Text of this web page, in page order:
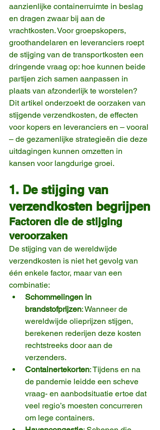
aanzienlijke containerruimte in beslag
en dragen zwaar bij aan de
vrachtkosten. Voor groepskopers,
groothandelaren en leveranciers roept
de stijging van de transportkosten een
dringende vraag op: hoe kunnen beide
partijen zich samen aanpassen in
plaats van afzonderlijk te worstelen?
Dit artikel onderzoekt de oorzaken van
stijgende verzendkosten, de effecten
voor kopers en leveranciers en – vooral
– de gezamenlijke strategieën die deze
uitdagingen kunnen omzetten in
kansen voor langdurige groei.
1. De stijging van
verzendkosten begrijpen
Factoren die de stijging
veroorzaken
De stijging van de wereldwijde
verzendkosten is niet het gevolg van
één enkele factor, maar van een
combinatie:
Schommelingen in
brandstofprijzen: Wanneer de
wereldwijde olieprijzen stijgen,
berekenen rederijen deze kosten
rechtstreeks door aan de
verzenders.
Containertekorten: Tijdens en na
de pandemie leidde een scheve
vraag- en aanbodsituatie ertoe dat
veel regio’s moesten concurreren
om lege containers.